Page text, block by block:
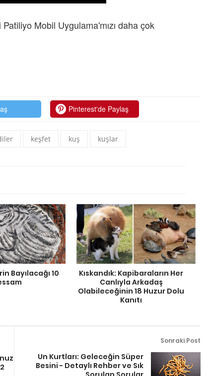
Mobil Uygulama'mızı daha çok
Pinterest'de Paylaş
keşfet kuş kuşlar
Bayılacağı 10
Kıskandık: Kapibaraların Her
Canlıyla Arkadaş
Olabileceğinin 18 Huzur Dolu
Kanıtı
Sonraki Post
Un Kurtları: Geleceğin Süper
Besini - Detaylı Rehber ve Sık
Çernobil'in Mutantları:
Değiştirdi?